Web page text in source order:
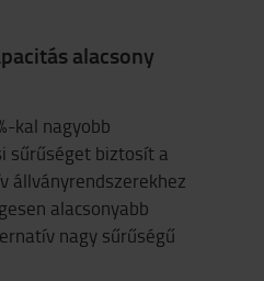
alacsony
kal nagyobb
sűrűséget biztosít a
állványrendszerekhez
alacsonyabb
nagy sűrűségű